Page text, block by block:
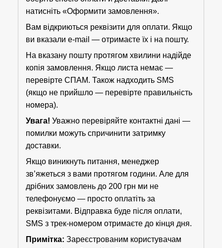
натисніть «Оформити замовлення».
Вам відкриються реквізити для оплати. Якщо
ви вказали e-mail — отримаєте їх і на пошту.
На вказану пошту протягом хвилини надійде
копія замовлення. Якщо листа немає —
перевірте СПАМ. Також надходить SMS
(якщо не прийшло — перевірте правильність
номера).
Увага! Уважно перевіряйте контактні дані —
помилки можуть спричинити затримку
доставки.
Якщо виникнуть питання, менеджер
зв’яжеться з вами протягом години. Але для
дрібних замовлень до 200 грн ми не
телефонуємо — просто оплатіть за
реквізитами. Відправка буде після оплати,
SMS з трек-номером отримаєте до кінця дня.
Примітка: Зареєстрованим користувачам